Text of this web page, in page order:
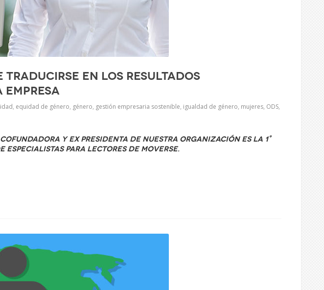
traducirse en los resultados
, equidad de género, género, gestión empresaria sostenible, igualdad de género, mujeres, ODS,
y ex presidenta de nuestra organización es la 1°
especialistas para lectores de Moverse.